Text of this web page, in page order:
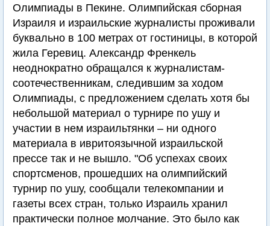
Олимпиады в Пекине. Олимпийская сборная
Израиля и израильские журналисты проживали
буквально в 100 метрах от гостиницы, в которой
жила Геревиц. Александр Френкель
неоднократно обращался к журналистам-
соотечественникам, следившим за ходом
Олимпиады, с предложением сделать хотя бы
небольшой материал о турнире по ушу и
участии в нем израильтянки – ни одного
материала в ивритоязычной израильской
прессе так и не вышло. "Об успехах своих
спортсменов, прошедших на олимпийский
турнир по ушу, сообщали телекомпании и
газеты всех стран, только Израиль хранил
практически полное молчание. Это было как